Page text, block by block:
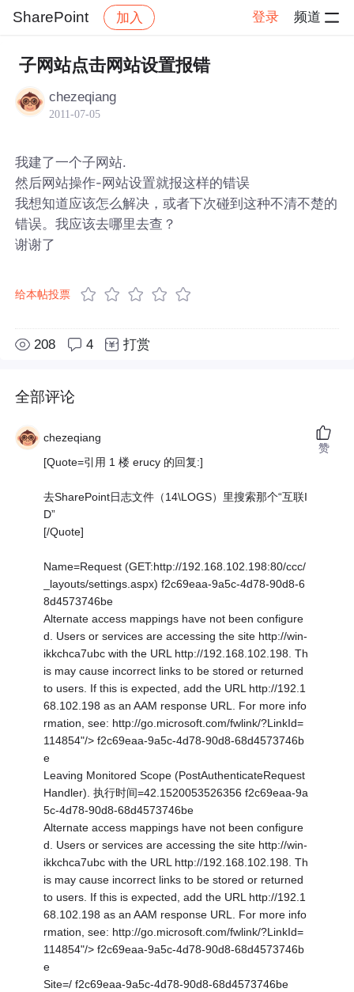
SharePoint 加入 登录 频道
社区 SharePoint 帖子详情
子网站点击网站设置报错
chezeqiang
2011-07-05
我建了一个子网站.
然后网站操作-网站设置就报这样的错误
我想知道应该怎么解决，或者下次碰到这种不清不楚的
错误。我应该去哪里去查？
谢谢了
给本帖投票
208 4 打赏
全部评论
chezeqiang
[Quote=引用 1 楼 erucy 的回复:]
去SharePoint日志文件（14\LOGS）里搜索那个“互联I
D”
[/Quote]
Name=Request (GET:http://192.168.102.198:80/ccc/
_layouts/settings.aspx) f2c69eaa-9a5c-4d78-90d8-6
8d4573746be
Alternate access mappings have not been configure
d. Users or services are accessing the site http://win-
ikkchca7ubc with the URL http://192.168.102.198. Th
is may cause incorrect links to be stored or returned
to users. If this is expected, add the URL http://192.1
68.102.198 as an AAM response URL. For more info
rmation, see: http://go.microsoft.com/fwlink/?LinkId=
114854"/> f2c69eaa-9a5c-4d78-90d8-68d4573746b
e
Leaving Monitored Scope (PostAuthenticateRequest
Handler). 执行时间=42.1520053526356 f2c69eaa-9a
5c-4d78-90d8-68d4573746be
Alternate access mappings have not been configure
d. Users or services are accessing the site http://win-
ikkchca7ubc with the URL http://192.168.102.198. Th
is may cause incorrect links to be stored or returned
to users. If this is expected, add the URL http://192.1
68.102.198 as an AAM response URL. For more info
rmation, see: http://go.microsoft.com/fwlink/?LinkId=
114854"/> f2c69eaa-9a5c-4d78-90d8-68d4573746b
e
Site=/ f2c69eaa-9a5c-4d78-90d8-68d4573746be
赞